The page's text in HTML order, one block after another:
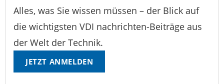
Alles, was Sie wissen müssen – der Blick auf
die wichtigsten VDI nachrichten-Beiträge aus
der Welt der Technik.
JETZT ANMELDEN